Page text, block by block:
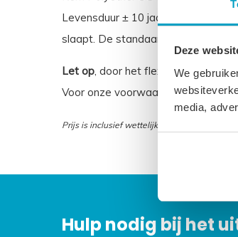
Deze
We
media,
Levensduur ± 10 jaar 3 Jaar
slaapt. De standaardmaten zijn
Let op, door het flexibele
Voor onze voorwaarden betreft
Prijs is inclusief wettelijke
Hulp nodig bij het